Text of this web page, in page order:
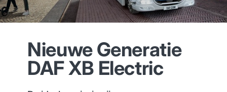
Nieuwe Generatie
DAF XB Electric